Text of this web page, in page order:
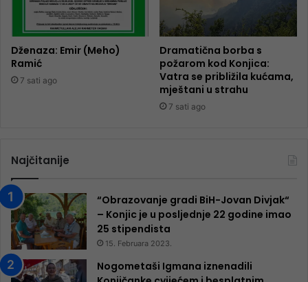
Dženaza: Emir (Meho)
Ramić
7 sati ago
Dramatična borba s
požarom kod Konjica:
Vatra se približila kućama,
mještani u strahu
7 sati ago
Najčitanije
“Obrazovanje gradi BiH-Jovan Divjak“
– Konjic je u posljednje 22 godine imao
25 ​​stipendista
15. Februara 2023.
Nogometaši Igmana iznenadili